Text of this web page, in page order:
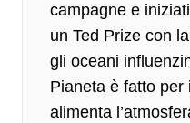
campagne e
un Ted Prize con
gli oceani
Pianeta è fatto per
alimenta